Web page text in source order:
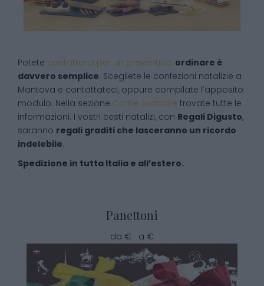
Potete contattarci per un preventivo: ordinare è
davvero semplice. Scegliete le confezioni natalizie a
Mantova e contattateci, oppure compilate l’apposito
modulo. Nella sezione Come ordinare trovate tutte le
informazioni. I vostri cesti natalizi, con Regali Digusto,
saranno regali graditi che lasceranno un ricordo
indelebile.
Spedizione in tutta Italia e all’estero.
Panettoni
da € a €